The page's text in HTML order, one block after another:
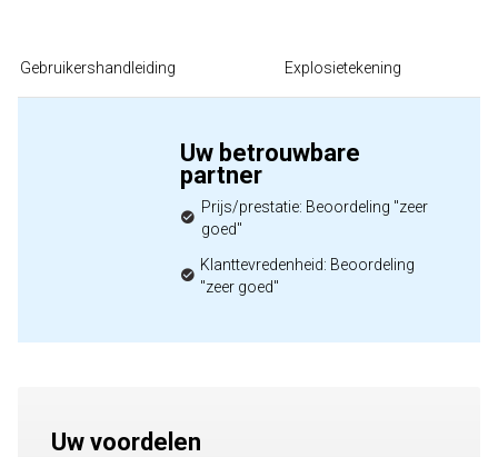
Gebruikershandleiding Explosietekening
Uw betrouwbare
partner
Prijs/prestatie: Beoordeling "zeer
goed"
Klanttevredenheid: Beoordeling
"zeer goed"
Uw voordelen